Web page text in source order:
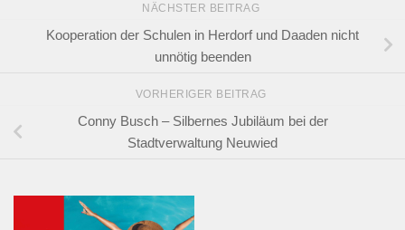
NÄCHSTER BEITRAG
Kooperation der Schulen in Herdorf und Daaden nicht
unnötig beenden
VORHERIGER BEITRAG
Conny Busch – Silbernes Jubiläum bei der
Stadtverwaltung Neuwied